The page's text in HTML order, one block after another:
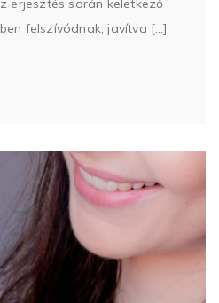
erjesztés során keletkező
felszívódnak, javítva […]